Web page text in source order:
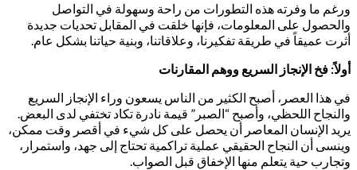
ورغم ما وفرته هذه التطورات من راحة وسهولة في التواصل
والحصول على المعلومات، فإنها خلقت في المقابل تحديات جديدة
أثرت عميقاً في طريقة تفكيرنا، وعلاقاتنا، وبنية حياتنا بشكل عام.
أولاً: فخ الإنجاز السريع ووهم المقارنات
في هذا العصر، أصبح الكثير من الناس يسعون وراء الإنجاز السريع
والنجاح اللحظي، وأصبح “الصبر” قيمة نادرة تكاد تختفي لدى البعض.
يريد الإنسان المعاصر أن يحصل على كل شيء في أقصر وقت ممكن،
وينسى أن النجاح الحقيقي عملية تراكمية تحتاج إلى جهد، واستمرار،
وتجارب حية يتعلم منها الإخفاق قبل الصواب.